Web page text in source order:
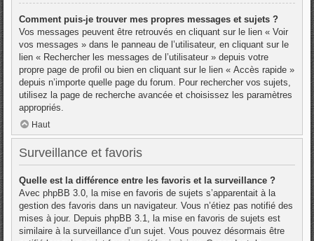
Comment puis-je trouver mes propres messages et sujets ?
Vos messages peuvent être retrouvés en cliquant sur le lien « Voir
vos messages » dans le panneau de l’utilisateur, en cliquant sur le
lien « Rechercher les messages de l’utilisateur » depuis votre
propre page de profil ou bien en cliquant sur le lien « Accès rapide »
depuis n’importe quelle page du forum. Pour rechercher vos sujets,
utilisez la page de recherche avancée et choisissez les paramètres
appropriés.
Haut
Surveillance et favoris
Quelle est la différence entre les favoris et la surveillance ?
Avec phpBB 3.0, la mise en favoris de sujets s’apparentait à la
gestion des favoris dans un navigateur. Vous n’étiez pas notifié des
mises à jour. Depuis phpBB 3.1, la mise en favoris de sujets est
similaire à la surveillance d’un sujet. Vous pouvez désormais être